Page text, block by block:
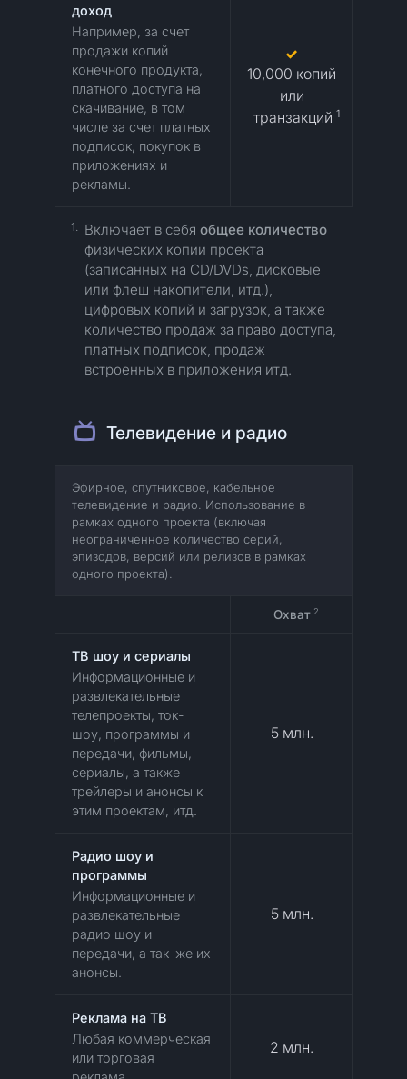
доход
Например, за счет
продажи копий
конечного продукта,
платного доступа на
скачивание, в том
числе за счет платных
подписок, покупок в
приложениях и
рекламы.
10,000 копий
или
транзакций1
1. Включает в себя общее количество
физических копии проекта
(записанных на CD/DVDs, дисковые
или флеш накопители, итд.),
цифровых копий и загрузок, а также
количество продаж за право доступа,
платных подписок, продаж
встроенных в приложения итд.
Телевидение и радио
Эфирное, спутниковое, кабельное
телевидение и радио. Использование в
рамках одного проекта (включая
неограниченное количество серий,
эпизодов, версий или релизов в рамках
одного проекта).
Охват 2
ТВ шоу и сериалы
Информационные и
развлекательные
телепроекты, ток-
шоу, программы и
передачи, фильмы,
сериалы, а также
трейлеры и анонсы к
этим проектам, итд.
5 млн.
Радио шоу и
программы
Информационные и
развлекательные
радио шоу и
передачи, а так-же их
анонсы.
5 млн.
Реклама на ТВ
Любая коммерческая
или торговая
2 млн.